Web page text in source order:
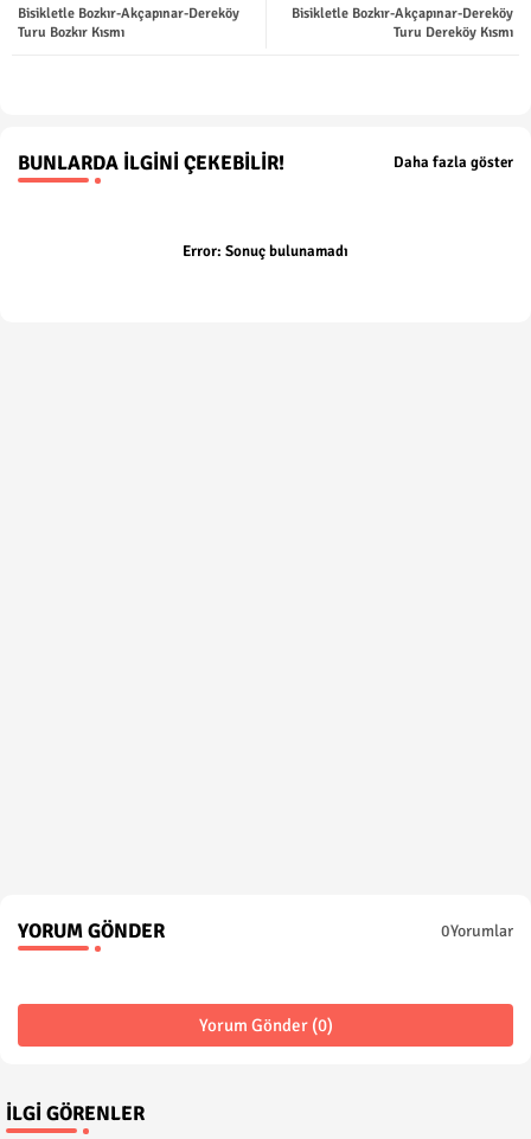
ter tsap
Bisikletle Bozkır-Akçapınar-Dereköy
Turu Dereköy Kısmı
Bisikletle Bozkır-Akçapınar-Dereköy
Turu Bozkır Kısmı
BUNLARDA İLGINI ÇEKEBILIR! Daha fazla göster
Error: Sonuç bulunamadı
YORUM GÖNDER 0Yorumlar
Yorum Gönder (0)
İLGI GÖRENLER